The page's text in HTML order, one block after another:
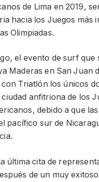
de Lima en 2019,
hacia los Juegos más
Olimpiadas.
el evento de surf que
Maderas en San Juan
Triatlón los únicos
ciudad anfitriona de los
debido a que
pacífico sur de
última cita de
de un muy